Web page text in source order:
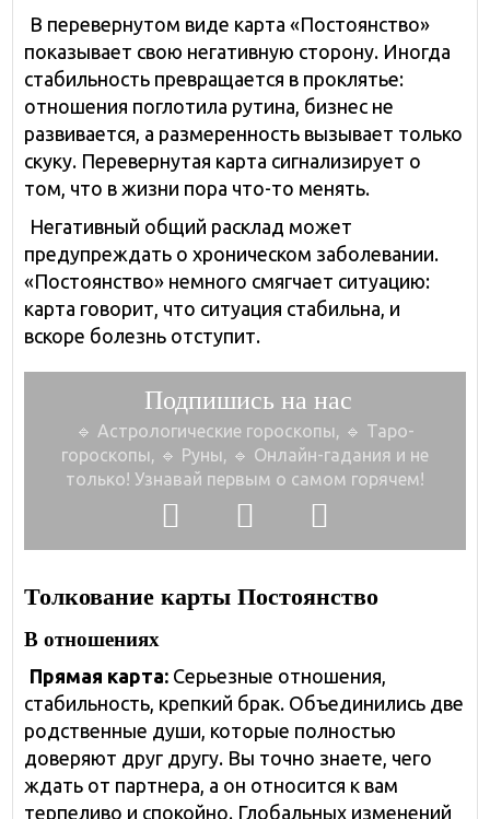
В перевернутом виде карта «Постоянство»
показывает свою негативную сторону. Иногда
стабильность превращается в проклятье:
отношения поглотила рутина, бизнес не
развивается, а размеренность вызывает только
скуку. Перевернутая карта сигнализирует о
том, что в жизни пора что-то менять.
Негативный общий расклад может
предупреждать о хроническом заболевании.
«Постоянство» немного смягчает ситуацию:
карта говорит, что ситуация стабильна, и
вскоре болезнь отступит.
Подпишись на нас
🔹 Астрологические гороскопы, 🔹 Таро-
гороскопы, 🔹 Руны, 🔹 Онлайн-гадания и не
только! Узнавай первым о самом горячем!
Толкование карты Постоянство
В отношениях
Прямая карта: Серьезные отношения,
стабильность, крепкий брак. Объединились две
родственные души, которые полностью
доверяют друг другу. Вы точно знаете, чего
ждать от партнера, а он относится к вам
терпеливо и спокойно. Глобальных изменений